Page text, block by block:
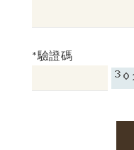
*驗證碼